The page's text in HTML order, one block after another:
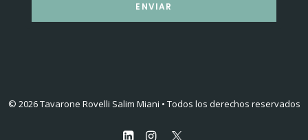
ENVIAR
© 2026 Tavarone Rovelli Salim Miani • Todos los derechos reservados